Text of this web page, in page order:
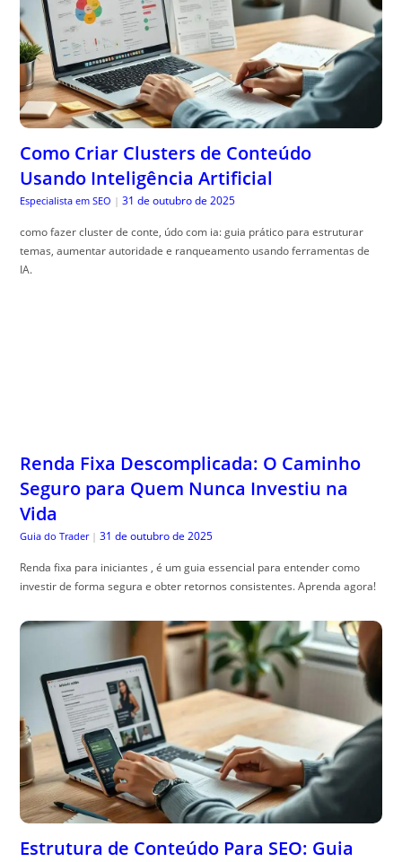
Como Criar Clusters de Conteúdo
Usando Inteligência Artificial
Especialista em SEO | 31 de outubro de 2025
como fazer cluster de conte, údo com ia: guia prático para estruturar
temas, aumentar autoridade e ranqueamento usando ferramentas de
IA.
Renda Fixa Descomplicada: O Caminho
Seguro para Quem Nunca Investiu na
Vida
Guia do Trader | 31 de outubro de 2025
Renda fixa para iniciantes , é um guia essencial para entender como
investir de forma segura e obter retornos consistentes. Aprenda agora!
Estrutura de Conteúdo Para SEO: Guia